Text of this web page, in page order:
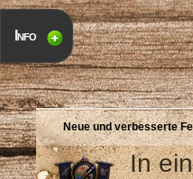
Info
Neue und verbesserte
In